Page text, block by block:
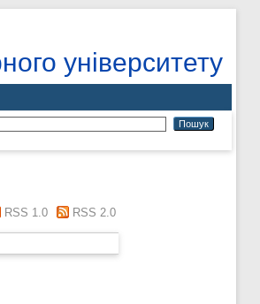
університету
RSS 1.0 RSS 2.0